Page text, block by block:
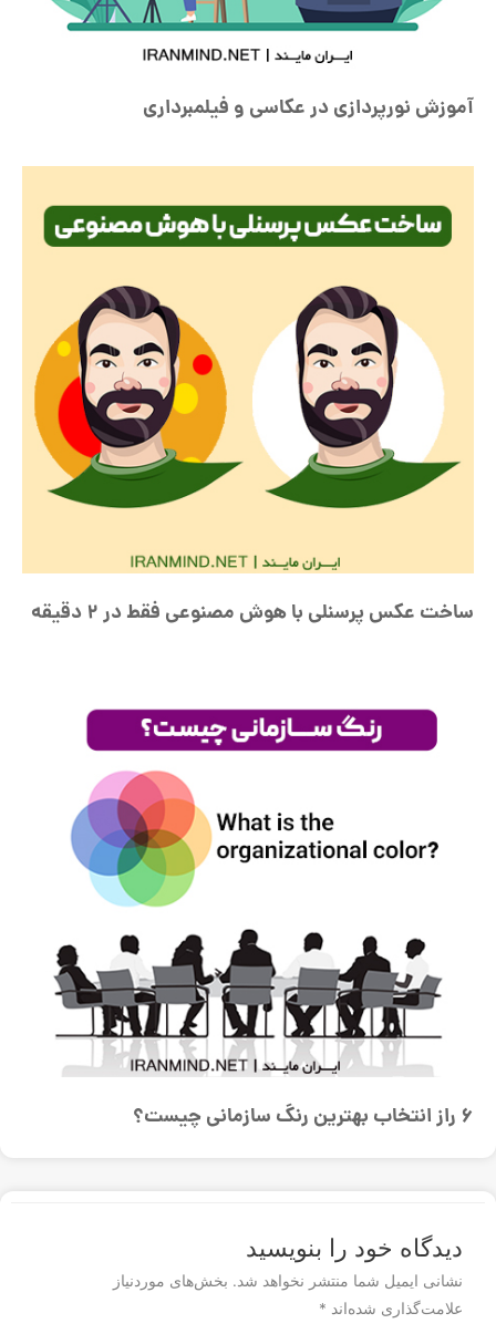
آموزش نورپردازی در عکاسی و فیلمبرداری
ساخت عکس پرسنلی با هوش مصنوعی فقط در 2 دقیقه
6 راز انتخاب بهترین رنگ سازمانی چیست؟
دیدگاه‌ خود را بنویسید
نشانی ایمیل شما منتشر نخواهد شد. بخش‌های موردنیاز
علامت‌گذاری شده‌اند